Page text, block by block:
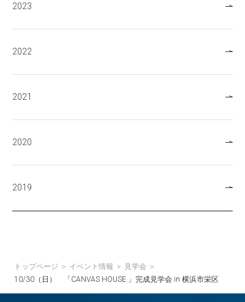
2023
2022
2021
2020
2019
トップページ イベント情報
見学会
10/30（日） 「CANVAS HOUSE 」完成見学会 in 横浜市栄区